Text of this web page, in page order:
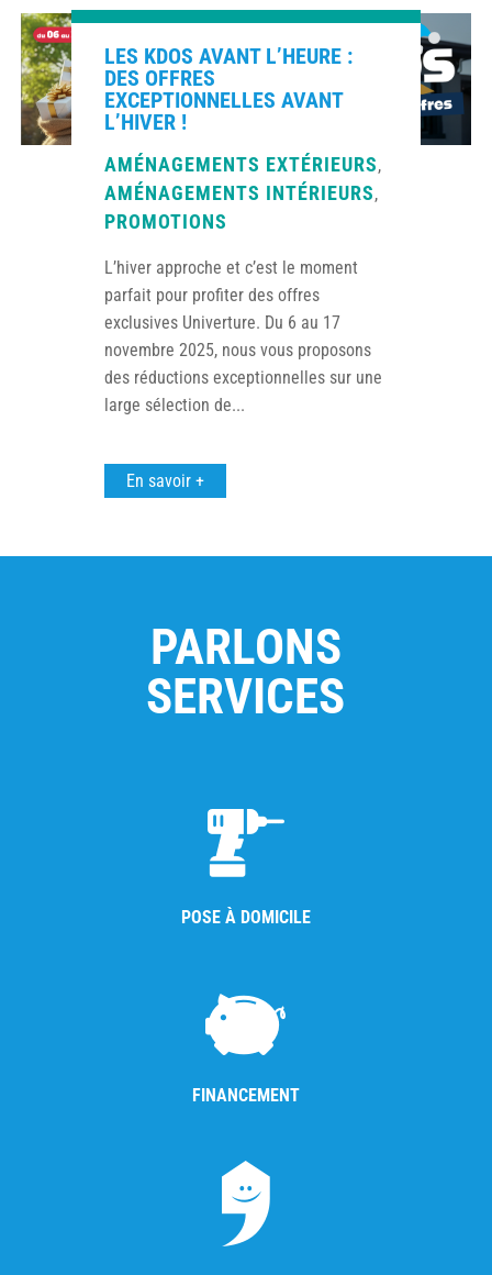
LES KDOS AVANT L’HEURE :
DES OFFRES
EXCEPTIONNELLES AVANT
L’HIVER !
AMÉNAGEMENTS EXTÉRIEURS,
AMÉNAGEMENTS INTÉRIEURS,
PROMOTIONS
L’hiver approche et c’est le moment
parfait pour profiter des offres
exclusives Univerture. Du 6 au 17
novembre 2025, nous vous proposons
des réductions exceptionnelles sur une
large sélection de...
En savoir +
PARLONS
SERVICES
POSE À DOMICILE
FINANCEMENT